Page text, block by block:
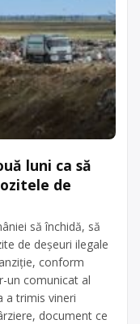
luni ca să
de
să închidă, să
de deşeuri ilegale
conform
un comunicat al
a trimis vineri
document ce